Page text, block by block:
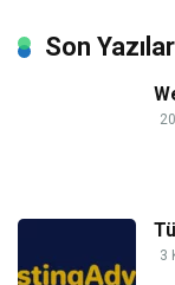
Son Yazılar
3